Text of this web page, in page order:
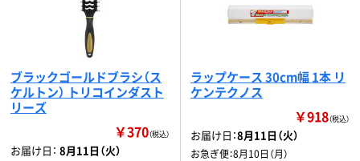
ブラックゴールドブラシ（ス
ケルトン） トリコインダスト
リーズ
￥370（税込）
お届け日： 8月11日（火）
ラップケース 30cm幅 1本 リ
ケンテクノス
￥918（税込）
お届け日：8月11日（火）
お急ぎ便：8月10日（月）